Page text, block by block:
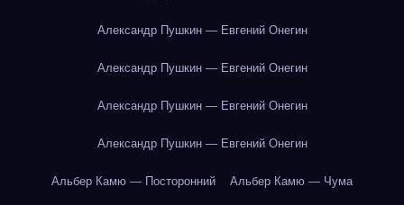
Александр Пушкин — Евгений Онегин
Александр Пушкин — Евгений Онегин
Александр Пушкин — Евгений Онегин
Александр Пушкин — Евгений Онегин
Альбер Камю — Посторонний Альбер Камю — Чума